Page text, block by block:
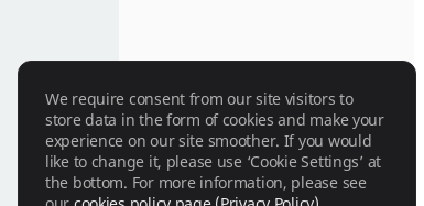
We require consent from our site visitors to
store data in the form of cookies and make your
experience on our site smoother. If you would
like to change it, please use ‘Cookie Settings’ at
the bottom. For more information, please see